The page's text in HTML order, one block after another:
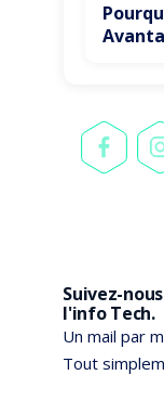
Suivez-
l'info Tech.
Un mail par
Tout